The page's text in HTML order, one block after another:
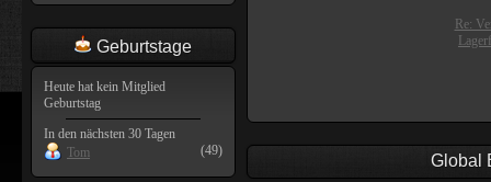
Geburtstage
Heute hat kein Mitglied
Geburtstag
In den nächsten 30 Tagen
Tom
(49)
Re:
Global